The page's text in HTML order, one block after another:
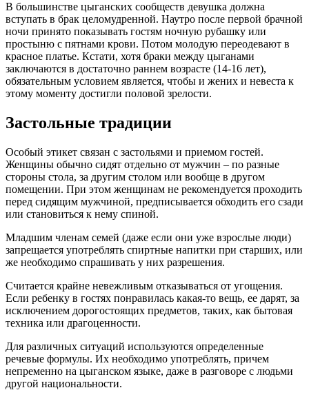
В большинстве цыганских сообществ девушка должна
вступать в брак целомудренной. Наутро после первой брачной
ночи принято показывать гостям ночную рубашку или
простыню с пятнами крови. Потом молодую переодевают в
красное платье. Кстати, хотя браки между цыганами
заключаются в достаточно раннем возрасте (14-16 лет),
обязательным условием является, чтобы и жених и невеста к
этому моменту достигли половой зрелости.
Застольные традиции
Особый этикет связан с застольями и приемом гостей.
Женщины обычно сидят отдельно от мужчин – по разные
стороны стола, за другим столом или вообще в другом
помещении. При этом женщинам не рекомендуется проходить
перед сидящим мужчиной, предписывается обходить его сзади
или становиться к нему спиной.
Младшим членам семей (даже если они уже взрослые люди)
запрещается употреблять спиртные напитки при старших, или
же необходимо спрашивать у них разрешения.
Считается крайне невежливым отказываться от угощения.
Если ребенку в гостях понравилась какая-то вещь, ее дарят, за
исключением дорогостоящих предметов, таких, как бытовая
техника или драгоценности.
Для различных ситуаций используются определенные
речевые формулы. Их необходимо употреблять, причем
непременно на цыганском языке, даже в разговоре с людьми
другой национальности.